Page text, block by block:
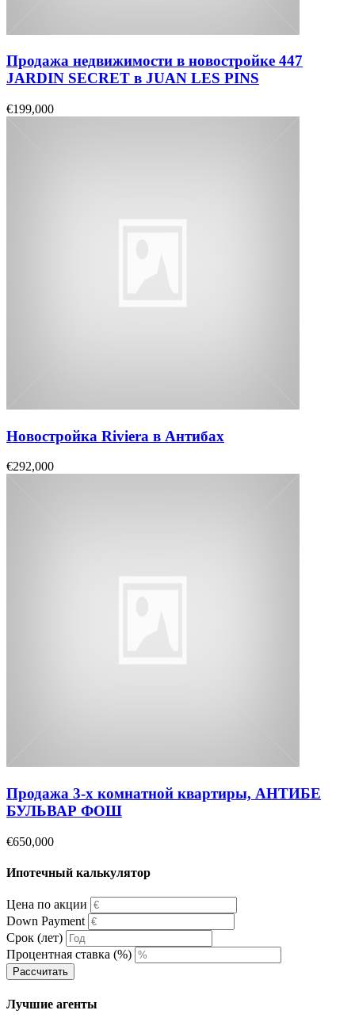
Продажа недвижимости в новостройке 447
JARDIN SECRET в JUAN LES PINS
€199,000
Новостройка Riviera в Антибах
€292,000
Продажа 3-х комнатной квартиры, АНТИБЕ
БУЛЬВАР ФОШ
€650,000
Ипотечный калькулятор
Цена по акции
Down Payment
Срок (лет)
Процентная ставка (%)
Рассчитать
Лучшие агенты